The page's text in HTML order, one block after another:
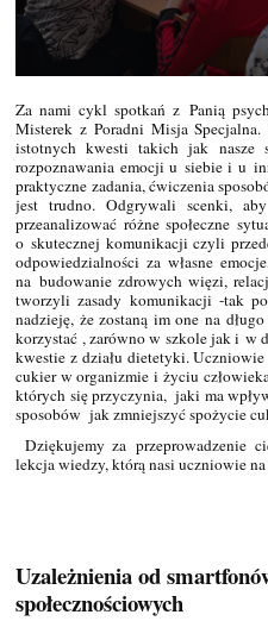
Za nami cykl spotkań z Panią
Misterek z Poradni Misja
istotnych kwesti takich jak nasze
rozpoznawania emocji u siebie i u
praktyczne zadania, ćwiczenia
jest trudno. Odgrywali scenki,
przeanalizować różne społeczne
o skutecznej komunikacji czyli
odpowiedzialności za własne
na budowanie zdrowych więzi,
tworzyli zasady komunikacji -tak
nadzieję, że zostaną im one na
korzystać , zarówno w szkole jak i w
kwestie z działu dietetyki.
cukier w organizmie i życiu
których się przyczynia, jaki ma
sposobów jak zmniejszyć spożycie
Dziękujemy za przeprowadzenie
lekcja wiedzy, którą nasi uczniowie
Uzależnienia od
społecznościowych